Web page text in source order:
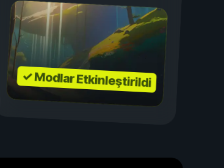
✓ Modlar Etkinleştirildi